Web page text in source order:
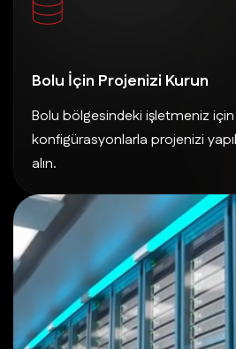
Bolu İçin Projenizi Kurun
Bolu bölgesindeki işletmeniz
konfigürasyonlarla projenizi
alın.